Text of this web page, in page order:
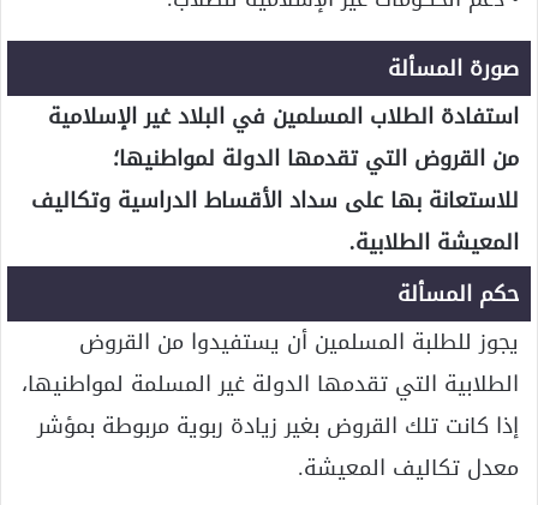
صورة المسألة
استفادة الطلاب المسلمين في البلاد غير الإسلامية
من القروض التي تقدمها الدولة لمواطنيها؛
للاستعانة بها على سداد الأقساط الدراسية وتكاليف
المعيشة الطلابية.
حكم المسألة
يجوز للطلبة المسلمين أن يستفيدوا من القروض
الطلابية التي تقدمها الدولة غير المسلمة لمواطنيها،
إذا كانت تلك القروض بغير زيادة ربوية مربوطة بمؤشر
معدل تكاليف المعيشة.